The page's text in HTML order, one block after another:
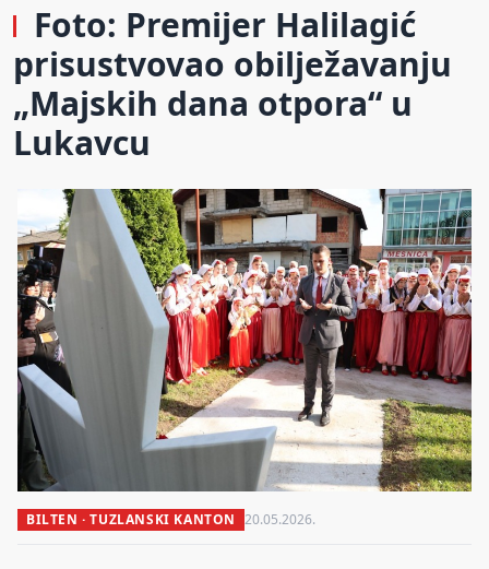
Foto: Premijer Halilagić
prisustvovao obilježavanju
„Majskih dana otpora“ u
Lukavcu
BILTEN · TUZLANSKI KANTON 20.05.2026.